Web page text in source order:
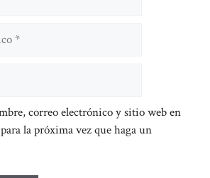
correo electrónico y sitio web en
la próxima vez que haga un